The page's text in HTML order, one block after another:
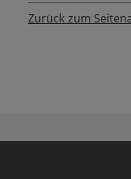
Zurück zum